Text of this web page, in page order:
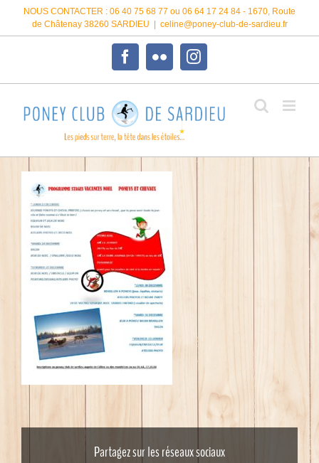
Passer
contenu
NOUS CONTACTER : 06 40 75 68 77 ou 06 64 17 24 84 - 1670, Route
de Châtenay 38260 SARDIEU
celine@poney-club-de-sardieu.fr
FacebookFlickrInstagram
Partagez sur les réseaux sociaux